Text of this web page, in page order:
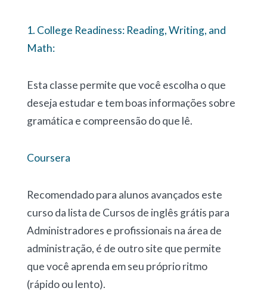
1. College Readiness: Reading, Writing, and
Math:
Esta classe permite que você escolha o que
deseja estudar e tem boas informações sobre
gramática e compreensão do que lê.
Coursera
Recomendado para alunos avançados este
curso da lista de Cursos de inglês grátis para
Administradores e profissionais na área de
administração, é de outro site que permite
que você aprenda em seu próprio ritmo
(rápido ou lento).